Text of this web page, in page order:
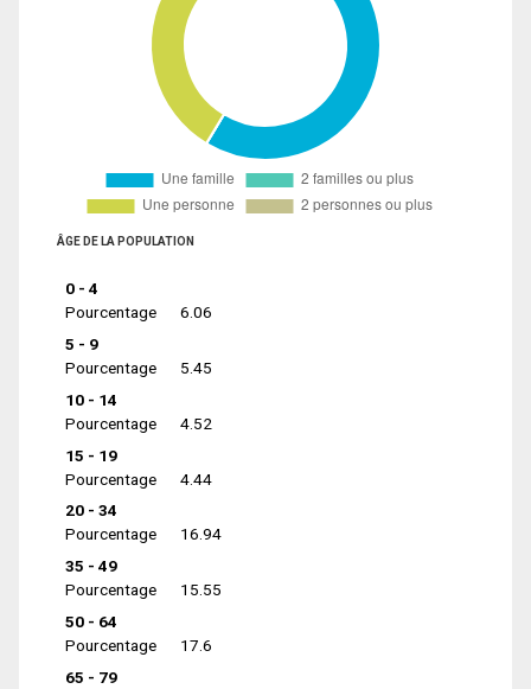
ÂGE DE LA POPULATION
0 - 4
Pourcentage
6.06
5 - 9
Pourcentage
5.45
10 - 14
Pourcentage
4.52
15 - 19
Pourcentage
4.44
20 - 34
Pourcentage
16.94
35 - 49
Pourcentage
15.55
50 - 64
Pourcentage
17.6
65 - 79